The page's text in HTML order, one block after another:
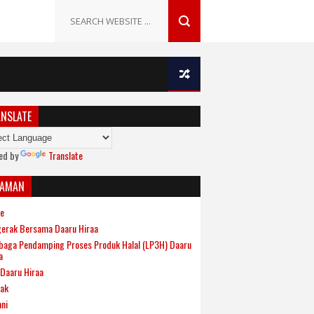
by Translate
Bersama Daaru Hiraa
Pendamping Proses Produk Halal (LP3H) Daaru
Hiraa